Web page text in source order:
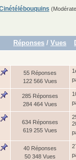
Réponses / Vues
55 Réponses
122 566 Vues
285 Réponses
284 464 Vues
634 Réponses
619 255 Vues
40 Réponses
50 348 Vues